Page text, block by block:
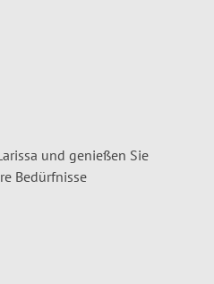
und genießen Sie
Bedürfnisse